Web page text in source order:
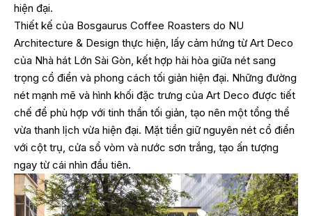
hiện đại.
Thiết kế của Bosgaurus Coffee Roasters do NU
Architecture & Design thực hiện, lấy cảm hứng từ Art Deco
của Nhà hát Lớn Sài Gòn, kết hợp hài hòa giữa nét sang
trọng cổ điển và phong cách tối giản hiện đại. Những đường
nét mạnh mẽ và hình khối đặc trưng của Art Deco được tiết
chế để phù hợp với tinh thần tối giản, tạo nên một tổng thể
vừa thanh lịch vừa hiện đại. Mặt tiền giữ nguyên nét cổ điển
với cột trụ, cửa sổ vòm và nước sơn trắng, tạo ấn tượng
ngay từ cái nhìn đầu tiên.